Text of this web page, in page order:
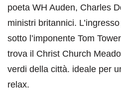
poeta WH Auden, Charles
ministri britannici.
sotto l’imponente Tom
trova il Christ Church
verdi della città. ideale per
relax.